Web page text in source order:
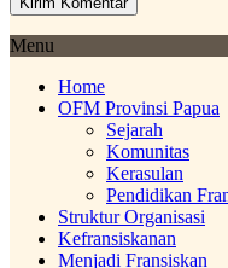
Menu
Home
OFM Provinsi Papua
Sejarah
Komunitas
Kerasulan
Pendidikan
Struktur Organisasi
Kefransiskanan
Menjadi Fransiskan